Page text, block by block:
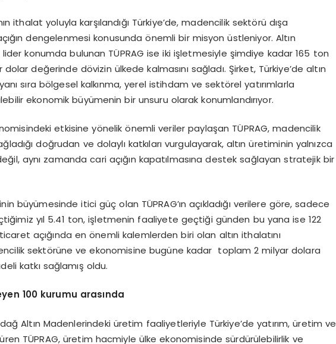
ithalat yoluyla karşılandığı Türkiye’de, madencilik sektörü dışa
açığın dengelenmesi konusunda önemli bir misyon üstleniyor. Altın
konumda bulunan TÜPRAG ise iki işletmesiyle şimdiye kadar 165 ton
değerinde dövizin ülkede kalmasını sağladı. Şirket, Türkiye’de altın
sıra bölgesel kalkınma, yerel istihdam ve sektörel yatırımlarla
ekonomik büyümenin bir unsuru olarak konumlandırıyor.
etkisine yönelik önemli veriler paylaşan TÜPRAG, madencilik
doğrudan ve dolaylı katkıları vurgulayarak, altın üretiminin yalnızca
aynı zamanda cari açığın kapatılmasına destek sağlayan stratejik bir
büyümesinde itici güç olan TÜPRAG’ın açıkladığı verilere göre, sadece
yıl 5.41 ton, işletmenin faaliyete geçtiği günden bu yana ise 122
açığında en önemli kalemlerden biri olan altın ithalatını
sektörüne ve ekonomisine bugüne kadar toplam 2 milyar dolara
katkı sağlamış oldu.
100 kurumu arasında
Altın Madenlerindeki üretim faaliyetleriyle Türkiye’de yatırım, üretim ve
TÜPRAG, üretim hacmiyle ülke ekonomisinde sürdürülebilirlik ve